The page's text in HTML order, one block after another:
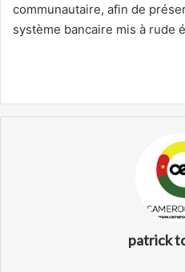
communautaire, afin de
système bancaire mis à rude
patrick